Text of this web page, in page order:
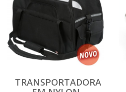
TRANSPORTADORA